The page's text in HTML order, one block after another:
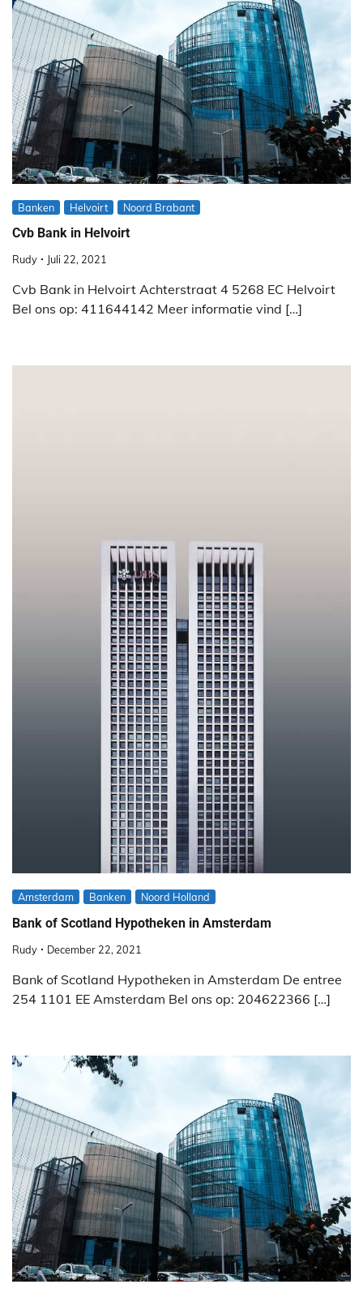
Banken Helvoirt Noord Brabant
Cvb Bank in Helvoirt
Rudy Juli 22, 2021
Cvb Bank in Helvoirt Achterstraat 4 5268 EC Helvoirt
Bel ons op: 411644142 Meer informatie vind […]
Amsterdam Banken Noord Holland
Bank of Scotland Hypotheken in Amsterdam
Rudy December 22, 2021
Bank of Scotland Hypotheken in Amsterdam De entree
254 1101 EE Amsterdam Bel ons op: 204622366 […]